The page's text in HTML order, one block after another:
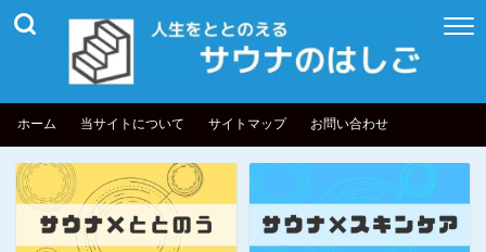
ホーム 当サイトについて サイトマップ お問い合わせ